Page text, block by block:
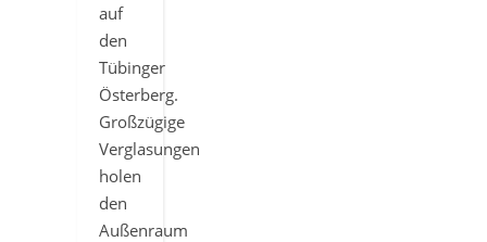
auf
den
Tübinger
Österberg.
Großzügige
Verglasungen
holen
den
Außenraum